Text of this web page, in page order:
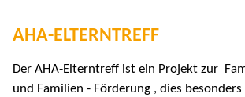
AHA-ELTERNTREFF
Der AHA-Elterntreff ist ein Projekt zur
und Familien - Förderung , dies besonders